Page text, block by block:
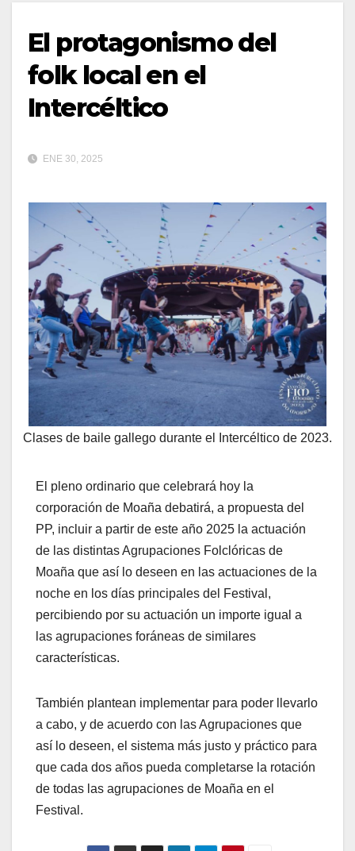
El protagonismo del
folk local en el
Intercéltico
ENE 30, 2025
Clases de baile gallego durante el Intercéltico de 2023.
El pleno ordinario que celebrará hoy la
corporación de Moaña debatirá, a propuesta del
PP, incluir a partir de este año 2025 la actuación
de las distintas Agrupaciones Folclóricas de
Moaña que así lo deseen en las actuaciones de la
noche en los días principales del Festival,
percibiendo por su actuación un importe igual a
las agrupaciones foráneas de similares
características.
También plantean implementar para poder llevarlo
a cabo, y de acuerdo con las Agrupaciones que
así lo deseen, el sistema más justo y práctico para
que cada dos años pueda completarse la rotación
de todas las agrupaciones de Moaña en el
Festival.